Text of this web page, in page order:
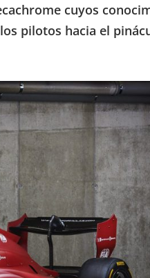
cuyos
pilotos hacia el